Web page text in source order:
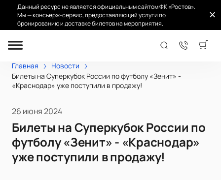
Данный ресурс не является официальным сайтом ФК «Ростов».
Мы — консьерж-сервис, предоставляющий услуги по
бронированию и доставке билетов на мероприятия.
Главная
Новости
Билеты на Суперкубок России по футболу «Зенит» -
«Краснодар» уже поступили в продажу!
26 июня 2024
Билеты на Суперкубок России по
футболу «Зенит» - «Краснодар»
уже поступили в продажу!